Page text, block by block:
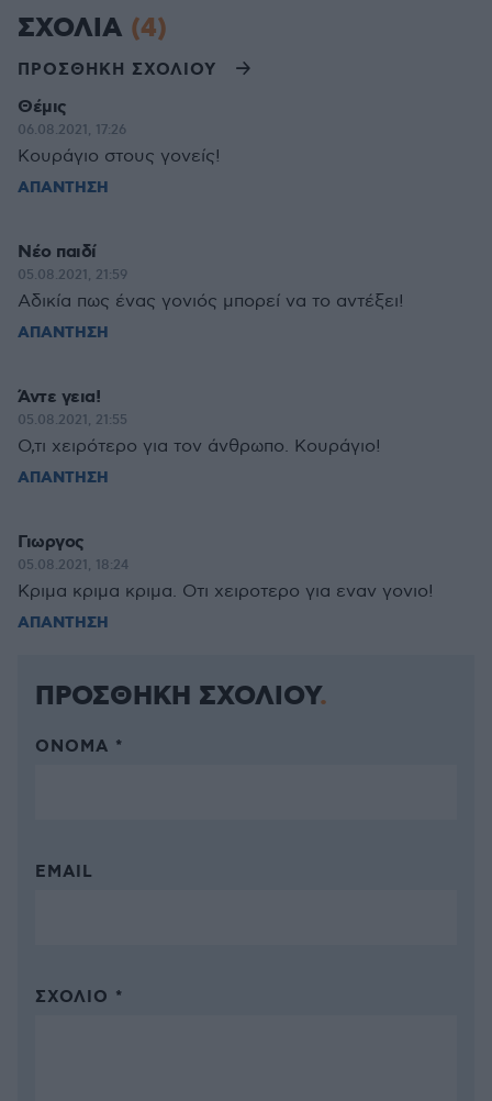
ΣΧΟΛΙΑ (4)
ΠΡΟΣΘΗΚΗ ΣΧΟΛΙΟΥ
Θέμις
06.08.2021, 17:26
Κουράγιο στους γονείς!
ΑΠΑΝΤΗΣΗ
Νέο παιδί
05.08.2021, 21:59
Αδικία πως ένας γονιός μπορεί να το αντέξει!
ΑΠΑΝΤΗΣΗ
Άντε γεια!
05.08.2021, 21:55
Ο,τι χειρότερο για τον άνθρωπο. Κουράγιο!
ΑΠΑΝΤΗΣΗ
Γιωργος
05.08.2021, 18:24
Κριμα κριμα κριμα. Οτι χειροτερο για εναν γονιο!
ΑΠΑΝΤΗΣΗ
ΠΡΟΣΘΗΚΗ ΣΧΟΛΙΟΥ
ΌΝΟΜΑ *
EMAIL
ΣΧΌΛΙΟ *